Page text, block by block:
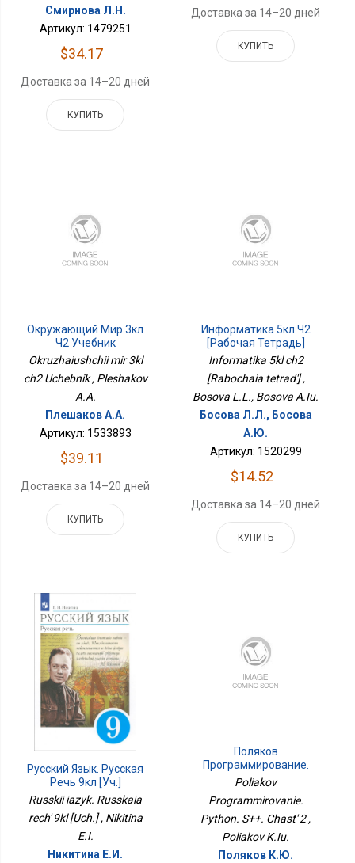
Смирнова Л.Н.
Артикул: 1479251
$34.17
Доставка за 14–20 дней
КУПИТЬ
Доставка за 14–20 дней
КУПИТЬ
Окружающий Мир 3кл
Ч2 Учебник
Okruzhaiushchii mir 3kl
ch2 Uchebnik , Pleshakov
A.A.
Плешаков А.А.
Артикул: 1533893
$39.11
Доставка за 14–20 дней
КУПИТЬ
Информатика 5кл Ч2
[Рабочая Тетрадь]
Informatika 5kl ch2
[Rabochaia tetrad'] ,
Bosova L.L., Bosova A.Iu.
Босова Л.Л., Босова
А.Ю.
Артикул: 1520299
$14.52
Доставка за 14–20 дней
КУПИТЬ
Русский Язык. Русская
Речь 9кл [Уч.]
Russkii iazyk. Russkaia
rech' 9kl [Uch.] , Nikitina
E.I.
Никитина Е.И.
Поляков
Программирование.
Python. С++. Часть 2
Poliakov
Programmirovanie.
Python. S++. Chast' 2 ,
Poliakov K.Iu.
Поляков К.Ю.